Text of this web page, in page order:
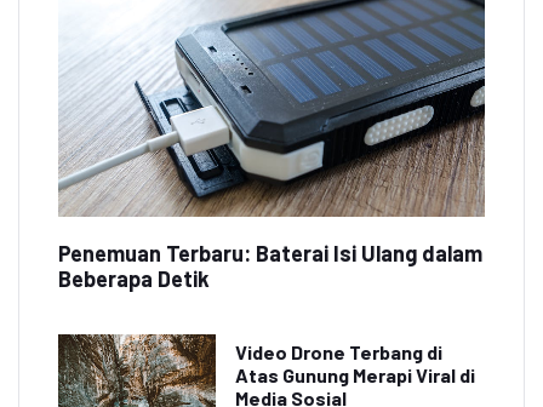
Penemuan Terbaru: Baterai Isi Ulang dalam
Beberapa Detik
Video Drone Terbang di
Atas Gunung Merapi Viral di
Media Sosial